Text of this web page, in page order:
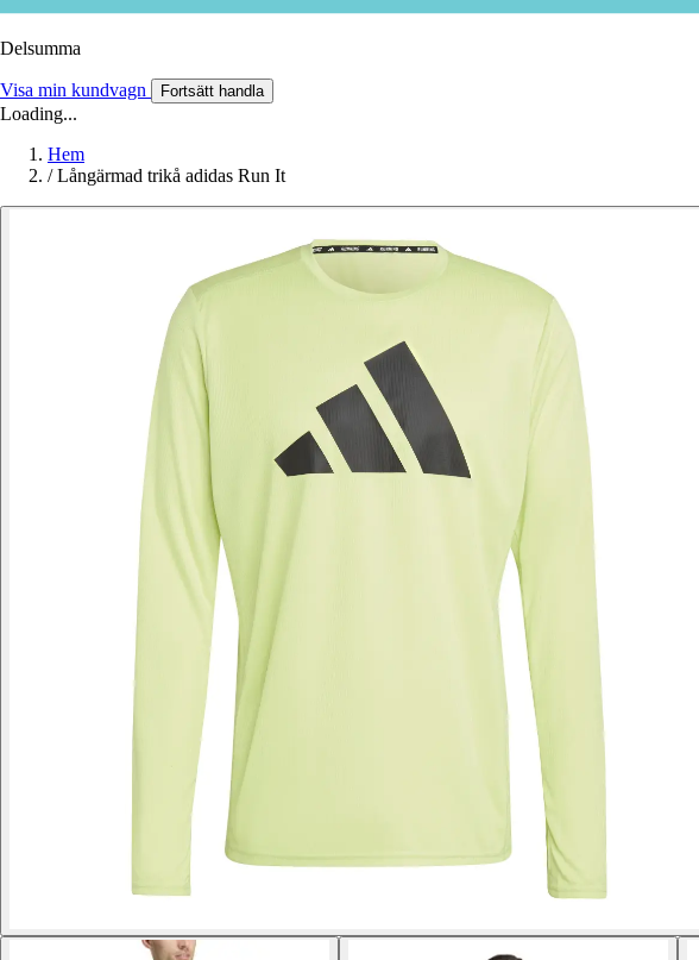
Delsumma
Visa min kundvagn Fortsätt handla
Loading...
Hem
/ Långärmad trikå adidas Run It